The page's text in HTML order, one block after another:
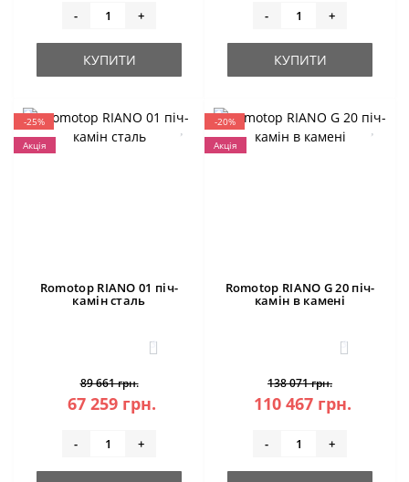
- +
КУПИТИ
- +
КУПИТИ
-25%
Акція
Romotop RIANO 01 піч-
камін сталь
3
89 661 грн.
67 259 грн.
- +
-20%
Акція
Romotop RIANO G 20 піч-
камін в камені
3
138 071 грн.
110 467 грн.
- +